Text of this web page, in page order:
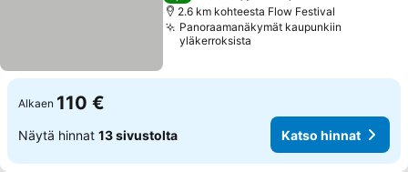
2.6 km kohteesta Flow Festival
Panoraamanäkymät kaupunkiin
yläkerroksista
Alkaen 110 €
Näytä hinnat 13 sivustolta Katso hinnat